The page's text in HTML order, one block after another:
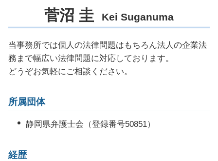
時効 債務
不動産売買 仲介トラブル
家賃 滞納延滞金
逮捕 相談
有罪 回避
示談 刑事事件
痴漢 弁護人
起訴された場合
法務 チェック
契約書 内容確認
顧問弁護士 メリット
未払い金 回収 方法
残業代請求 会社側
労働問題 解決
会社の顧問弁護士
菅沼 圭 Kei Suganuma
当事務所では個人の法律問題はもちろん法人の企業法
務まで幅広い法律問題に対応しております。
どうぞお気軽にご相談ください。
所属団体
静岡県弁護士会（登録番号50851）
経歴